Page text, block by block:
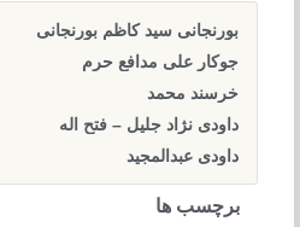
بورنجانی سید کاظم بورنجانی
جوکار علی مدافع حرم
خرسند محمد
داودی نژاد جلیل – فتح اله
داودی عبدالمجید
برچسب ها